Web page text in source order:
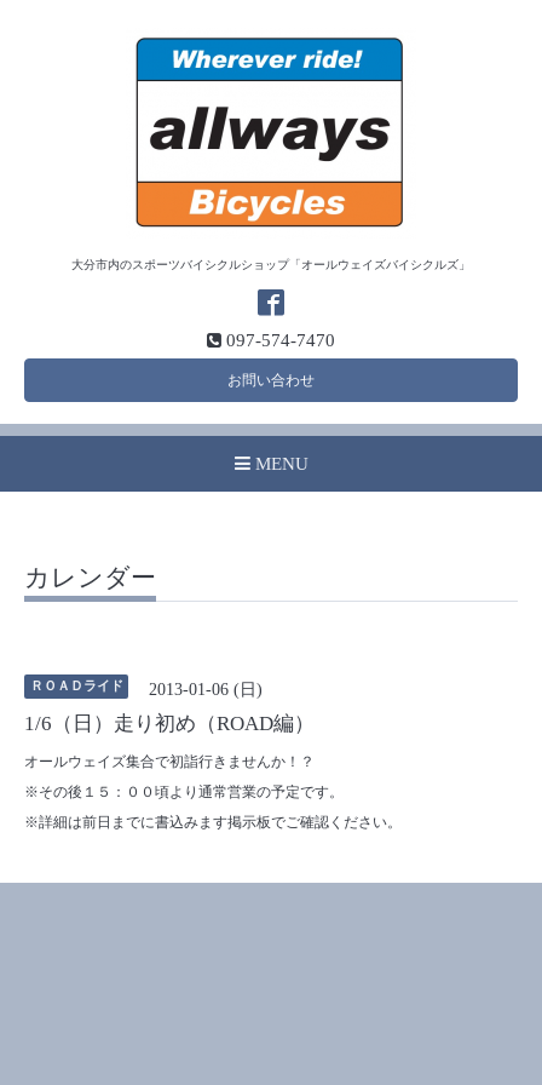
大分市内のスポーツバイシクルショップ「オールウェイズバイシクルズ」
097-574-7470
お問い合わせ
MENU
カレンダー
ＲＯＡＤライド 2013-01-06 (日)
1/6（日）走り初め（ROAD編）
オールウェイズ集合で初詣行きませんか！？
※その後１５：００頃より通常営業の予定です。
※詳細は前日までに書込みます掲示板でご確認ください。